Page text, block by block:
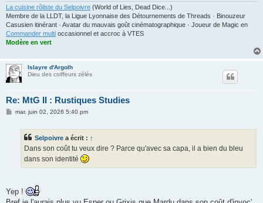
La cuisine rôliste du Selpoivre (World of Lies, Dead Dice...)
Membre de la LLDT, la Ligue Lyonnaise des Détournements de Threads · Binouzeur
Casusien itinérant · Avatar du mauvais goût cinématographique · Joueur de Magic en
Commander multi occasionnel et accroc à VTES
Modère en vert
Islayre d'Argolh
Dieu des coiffeurs zélés
Re: MtG II : Rustiques Studies
Mmar. juin 02, 2026 5:40 pm
Selpoivre a écrit : ↑
Dans son coût tu veux dire ? Parce qu'avec sa capa, il a bien du bleu
dans son identité
Yep !